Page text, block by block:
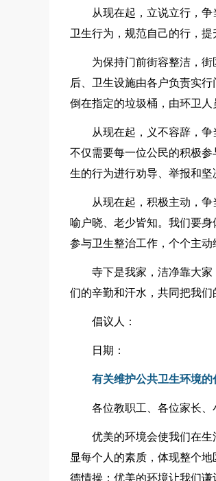
从现在起，立说立行，
卫生行为，规范自己的行，
为保持门前街容整洁，
后、卫生设施由各户负责实
倒在指定的垃圾桶，由环卫人
从现在起，义不容辞，
不仅需要每一位公民的积极
生的行为进行劝导、举报和
从现在起，积极主动，
喻户晓、老少皆知。我们要
参与卫生整治工作，个个主动
寺下是我家，洁净靠大
们的辛勤和汗水，共同把我
倡议人：
日期：
有关维护公共卫生环境的
各位教职工、各位家长、
优美的环境会使我们在
显每个人的素质，体现整个
德情操；优美的环境让我们